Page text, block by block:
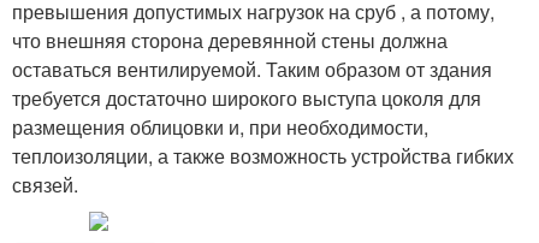
превышения допустимых нагрузок на сруб , а потому,
что внешняя сторона деревянной стены должна
оставаться вентилируемой. Таким образом от здания
требуется достаточно широкого выступа цоколя для
размещения облицовки и, при необходимости,
теплоизоляции, а также возможность устройства гибких
связей.